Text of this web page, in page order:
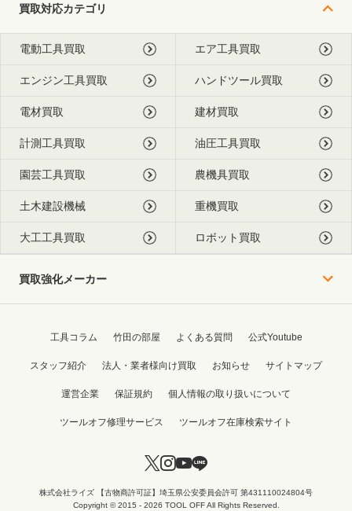
買取対応カテゴリ
電動工具買取 エア工具買取
エンジン工具買取 ハンドツール買取
電材買取 建材買取
計測工具買取 油圧工具買取
園芸工具買取 農機具買取
土木建設機械 重機買取
大工工具買取 ロボット買取
買取強化メーカー
工具コラム 竹田の部屋 よくある質問 公式Youtube
スタッフ紹介 法人・業者様向け買取 お知らせ サイトマップ
運営企業 保証規約 個人情報の取り扱いについて
ツールオフ修理サービス ツールオフ在庫検索サイト
株式会社ライズ 【古物商許可証】埼玉県公安委員会許可 第431110024804号
Copyright © 2015 - 2026 TOOL OFF All Rights Reserved.